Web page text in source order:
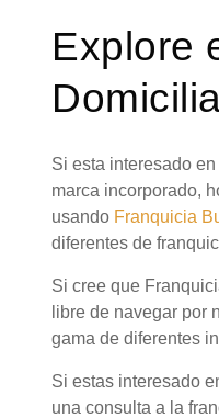
Explore
Si esta interesado
marca incorporado,
usando Franquicia
diferentes de
Si cree que
libre de navegar por
gama de diferentes
Si estas interesado
una consulta a la